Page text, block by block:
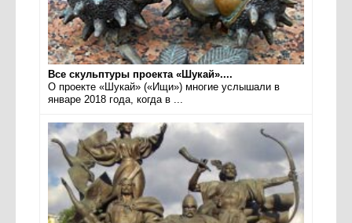
Все скульптуры проекта «Шукай»....
О проекте «Шукай» («Ищи») многие услышали в
январе 2018 года, когда в ...